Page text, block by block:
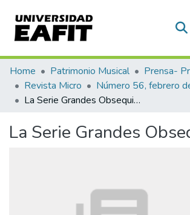
Communities & Collections
All of DSpace
Home Patrimonio Musical Prensa-
Revista Micro
La Serie Grandes Obsequios de
La Serie Grandes